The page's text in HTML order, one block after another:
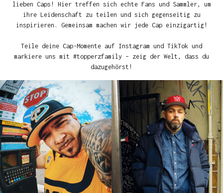
lieben Caps! Hier treffen sich echte Fans und Sammler, um
ihre Leidenschaft zu teilen und sich gegenseitig zu
inspirieren. Gemeinsam machen wir jede Cap einzigartig!
Teile deine Cap-Momente auf Instagram und TikTok und
markiere uns mit #topperzfamily – zeig der Welt, dass du
dazugehörst!